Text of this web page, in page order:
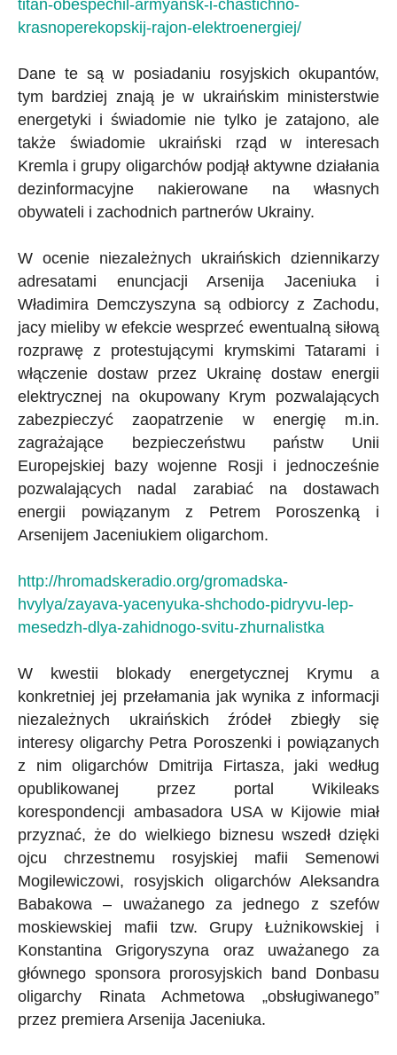
titan-obespechil-armyansk-i-chastichno-
krasnoperekopskij-rajon-elektroenergiej/
Dane te są w posiadaniu rosyjskich okupantów,
tym bardziej znają je w ukraińskim ministerstwie
energetyki i świadomie nie tylko je zatajono, ale
także świadomie ukraiński rząd w interesach
Kremla i grupy oligarchów podjął aktywne działania
dezinformacyjne nakierowane na własnych
obywateli i zachodnich partnerów Ukrainy.
W ocenie niezależnych ukraińskich dziennikarzy
adresatami enuncjacji Arsenija Jaceniuka i
Władimira Demczyszyna są odbiorcy z Zachodu,
jacy mieliby w efekcie wesprzeć ewentualną siłową
rozprawę z protestującymi krymskimi Tatarami i
włączenie dostaw przez Ukrainę dostaw energii
elektrycznej na okupowany Krym pozwalających
zabezpieczyć zaopatrzenie w energię m.in.
zagrażające bezpieczeństwu państw Unii
Europejskiej bazy wojenne Rosji i jednocześnie
pozwalających nadal zarabiać na dostawach
energii powiązanym z Petrem Poroszenką i
Arsenijem Jaceniukiem oligarchom.
http://hromadskeradio.org/gromadska-
hvylya/zayava-yacenyuka-shchodo-pidryvu-lep-
mesedzh-dlya-zahidnogo-svitu-zhurnalistka
W kwestii blokady energetycznej Krymu a
konkretniej jej przełamania jak wynika z informacji
niezależnych ukraińskich źródeł zbiegły się
interesy oligarchy Petra Poroszenki i powiązanych
z nim oligarchów Dmitrija Firtasza, jaki według
opublikowanej przez portal Wikileaks
korespondencji ambasadora USA w Kijowie miał
przyznać, że do wielkiego biznesu wszedł dzięki
ojcu chrzestnemu rosyjskiej mafii Semenowi
Mogilewiczowi, rosyjskich oligarchów Aleksandra
Babakowa – uważanego za jednego z szefów
moskiewskiej mafii tzw. Grupy Łużnikowskiej i
Konstantina Grigoryszyna oraz uważanego za
głównego sponsora prorosyjskich band Donbasu
oligarchy Rinata Achmetowa „obsługiwanego”
przez premiera Arsenija Jaceniuka.